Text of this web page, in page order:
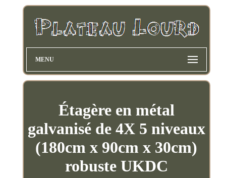
MENU
Étagère en métal
galvanisé de 4X 5 niveaux
(180cm x 90cm x 30cm)
robuste UKDC